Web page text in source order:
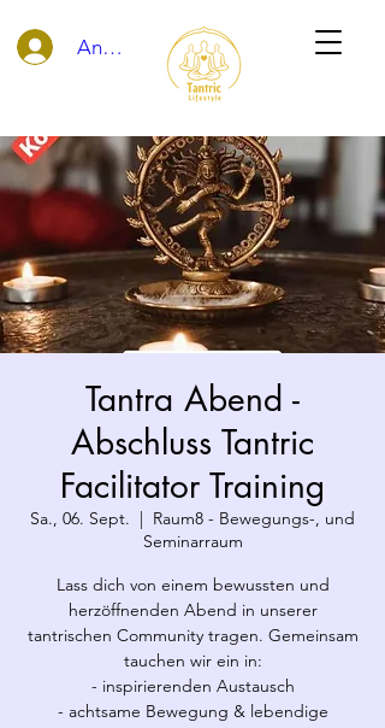
Anmelden
Tantra Abend -
Abschluss Tantric
Facilitator Training
Sa., 06. Sept.
  |
Raum8 - Bewegungs-, und
Seminarraum
Lass dich von einem bewussten und
herzöffnenden Abend in unserer
tantrischen Community tragen. Gemeinsam
tauchen wir ein in:
- inspirierenden Austausch
- achtsame Bewegung & lebendige